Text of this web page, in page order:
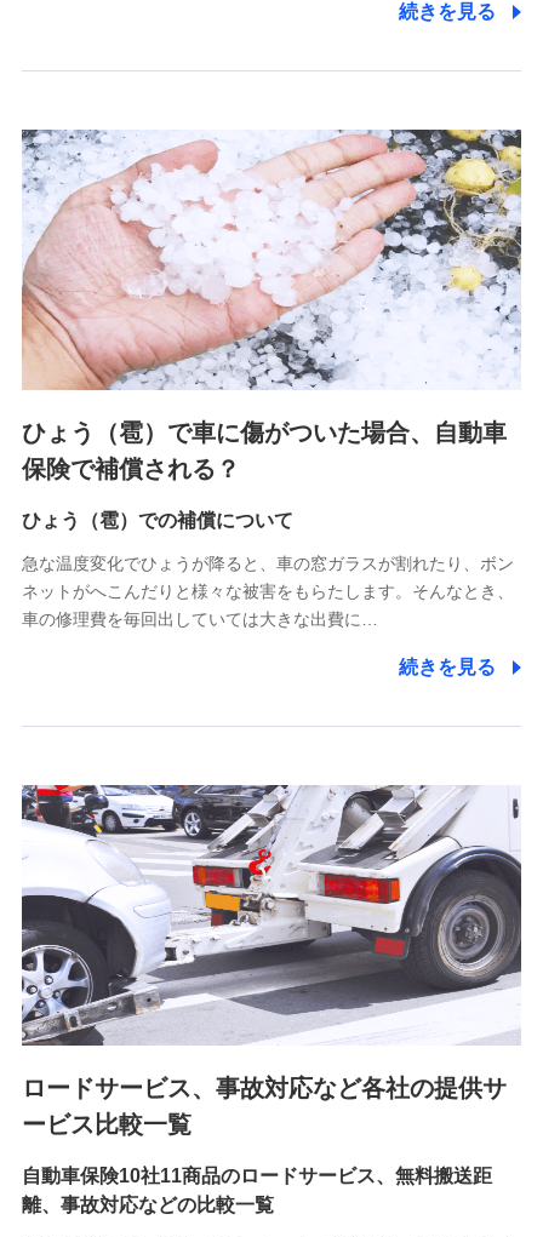
郵便、電話、およびＥメール等により、当社と取引のあるも
た維持管理等の委託業務遂行のため、またそれらに付帯、関
連する当社および提携会社のサービスを案内、提供するため
（なお、当社は複数の保険会社と取引があり、取得した個人
情報を取引のある他の保険会社の商品・サービスをご提案す
るために利用させていただくことがあります。）
上記に係る連絡・手続き・管理等付帯業務を行うため
3.セミナー募集サイトから取得した個人情報
各種セミナーの案内、開催のため
上記に係る連絡・手続き・管理等付帯業務を行うため
4.家族・友達紹介にて取得した個人情報
被紹介者への連絡、及び当社と取引のあるもしくは委託を受
けている保険会社・提携会社の保険その他に関する情報を提
供し、金融商品等の契約を勧奨するため
アンケートやキャンペーン等の実施のため
上記に係る連絡・手続き・管理等付帯業務を行うため
5.通話録音にて取得する情報
7.社員（従業者）の個人情報
人事･勤怠･健康・労務等の管理、給与支給、福利厚生・採用
退職関連処理等の各種手続きのため、当社と従業員または従
業員同士の連絡のため
8.取引先個人情報
取引先としての選定業務、営業情報の提供業務、契約締結手
続き業務、取引管理業務、およびこれらに準ずる業務の遂行
のため
9.お問い合わせ情報
各種お問い合わせに対応するため
10.受託業務の 個人情報
受託業務の遂行およびこれらに準ずる業務の遂行のため
続きを見る
ひょう（雹）で車に傷がついた場合、自動車
保険で補償される？
ひょう（雹）での補償について
急な温度変化でひょうが降ると、車の窓ガラスが割れたり、ボン
ネットがへこんだりと様々な被害をもらたします。そんなとき、
車の修理費を毎回出していては大きな出費に…
続きを見る
ロードサービス、事故対応など各社の提供サ
ービス比較一覧
自動車保険10社11商品のロードサービス、無料搬送距
離、事故対応などの比較一覧